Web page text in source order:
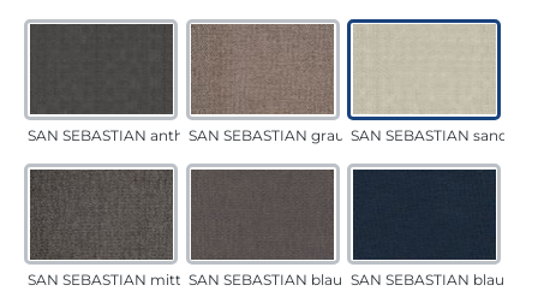
SAN SEBASTIAN anthrazitSAN SEBASTIAN grau-sandSAN SEBASTIAN sand
SAN SEBASTIAN mittelgrauSAN SEBASTIAN blau-sandSAN SEBASTIAN blau